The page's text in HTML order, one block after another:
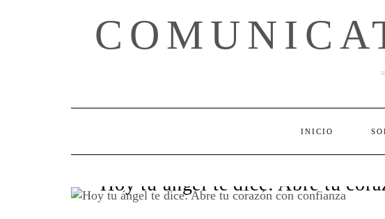
INICIO
Hoy tu ángel te dice: Abre tu